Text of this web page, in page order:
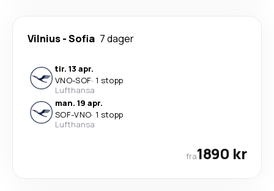
Vilnius-Sofia 7 dager
tir. 13 apr.
VNO-SOF· 1 stopp
Lufthansa
man. 19 apr.
SOF-VNO· 1 stopp
Lufthansa
fra1890 kr